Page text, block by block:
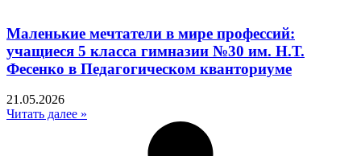
Маленькие мечтатели в мире профессий:
учащиеся 5 класса гимназии №30 им. Н.Т.
Фесенко в Педагогическом кванториуме
21.05.2026
Читать далее »